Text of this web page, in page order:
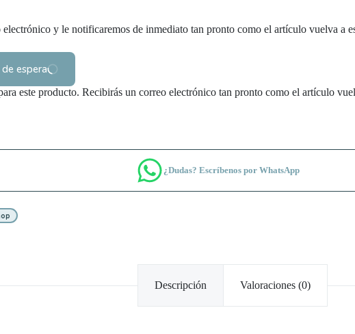
y le notificaremos de inmediato tan pronto como el artículo vuelva a
espera
este producto. Recibirás un correo electrónico tan pronto como el artículo
¿Dudas? Escríbenos por WhatsApp
Descripción Valoraciones (0)